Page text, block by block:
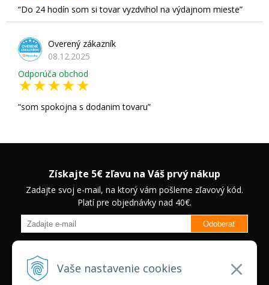
Vaše nastavenie cookies
Do 24 hodín som si tovar vyzdvihol na výdajnom mieste
Overený zákazník
08.12.2025
Odporúča obchod
som spokojna s dodanim tovaru
Získajte 5€ zľavu na Váš prvý nákup
Zadajte svoj e-mail, na ktorý vám pošleme zľavový kód.
Platí pre objednávky nad 40€.
Odoberať
zľavách na vybrané produkty.
Neplatí pre Veľkoobchodných
zákazníkov.